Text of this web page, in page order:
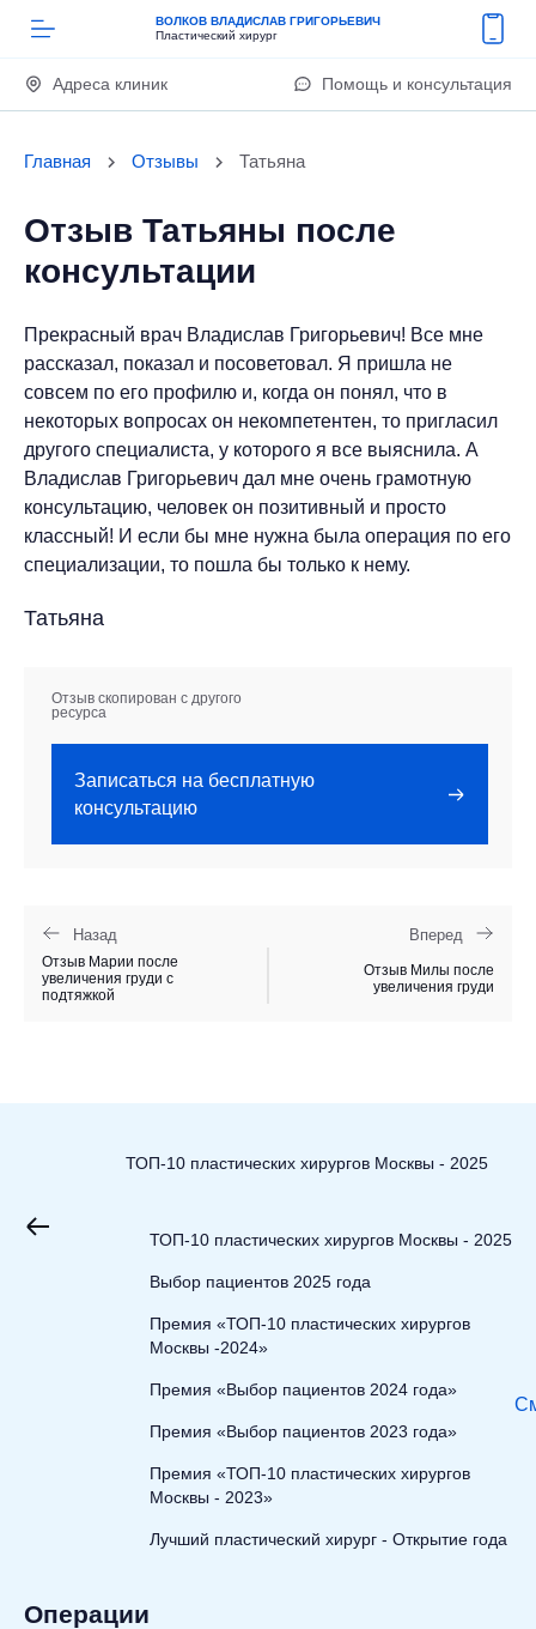
ВОЛКОВ ВЛАДИСЛАВ ГРИГОРЬЕВИЧ
Пластический хирург
Адреса клиник Помощь и консультация
Главная Отзывы Татьяна
Отзыв Татьяны после
консультации
Прекрасный врач Владислав Григорьевич! Все мне
рассказал, показал и посоветовал. Я пришла не
совсем по его профилю и, когда он понял, что в
некоторых вопросах он некомпетентен, то пригласил
другого специалиста, у которого я все выяснила. А
Владислав Григорьевич дал мне очень грамотную
консультацию, человек он позитивный и просто
классный! И если бы мне нужна была операция по его
специализации, то пошла бы только к нему.
Татьяна
Отзыв скопирован с другого
ресурса
Записаться на бесплатную
консультацию
Назад
Отзыв Марии после
увеличения груди с
подтяжкой
Вперед
Отзыв Милы после
увеличения груди
ТОП-10 пластических хирургов Москвы - 2025
ТОП-10 пластических хирургов Москвы - 2025
Выбор пациентов 2025 года
Премия «ТОП-10 пластических хирургов
Москвы -2024»
Премия «Выбор пациентов 2024 года»
Премия «Выбор пациентов 2023 года»
Премия «ТОП-10 пластических хирургов
Москвы - 2023»
Лучший пластический хирург - Открытие года
Операции